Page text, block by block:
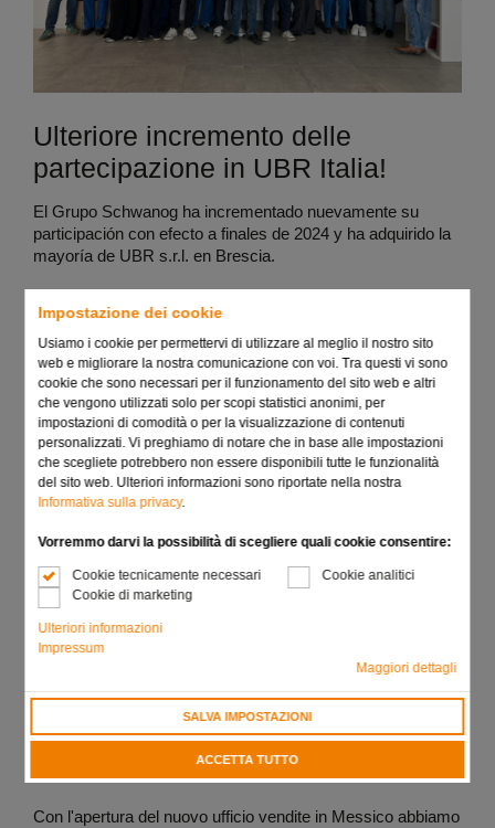
Impostazione dei cookie
Usiamo i cookie per permettervi di utilizzare al meglio il nostro sito
web e migliorare la nostra comunicazione con voi. Tra questi vi sono
cookie che sono necessari per il funzionamento del sito web e altri
che vengono utilizzati solo per scopi statistici anonimi, per
impostazioni di comodità o per la visualizzazione di contenuti
personalizzati. Vi preghiamo di notare che in base alle impostazioni
che scegliete potrebbero non essere disponibili tutte le funzionalità
del sito web. Ulteriori informazioni sono riportate nella nostra
Informativa sulla privacy.
Vorremmo darvi la possibilità di scegliere quali cookie consentire:
Cookie tecnicamente necessari
Cookie analitici
Cookie di marketing
Ulteriori informazioni
Impressum
Maggiori dettagli
SALVA IMPOSTAZIONI
ACCETTA TUTTO
Ulteriore incremento delle
partecipazione in UBR Italia!
El Grupo Schwanog ha incrementado nuevamente su
participación con efecto a finales de 2024 y ha adquirido la
mayoría de UBR s.r.l. en Brescia.
2024
Creazione di un ufficio vendite in
Messico!
Con l'apertura del nuovo ufficio vendite in Messico abbiamo